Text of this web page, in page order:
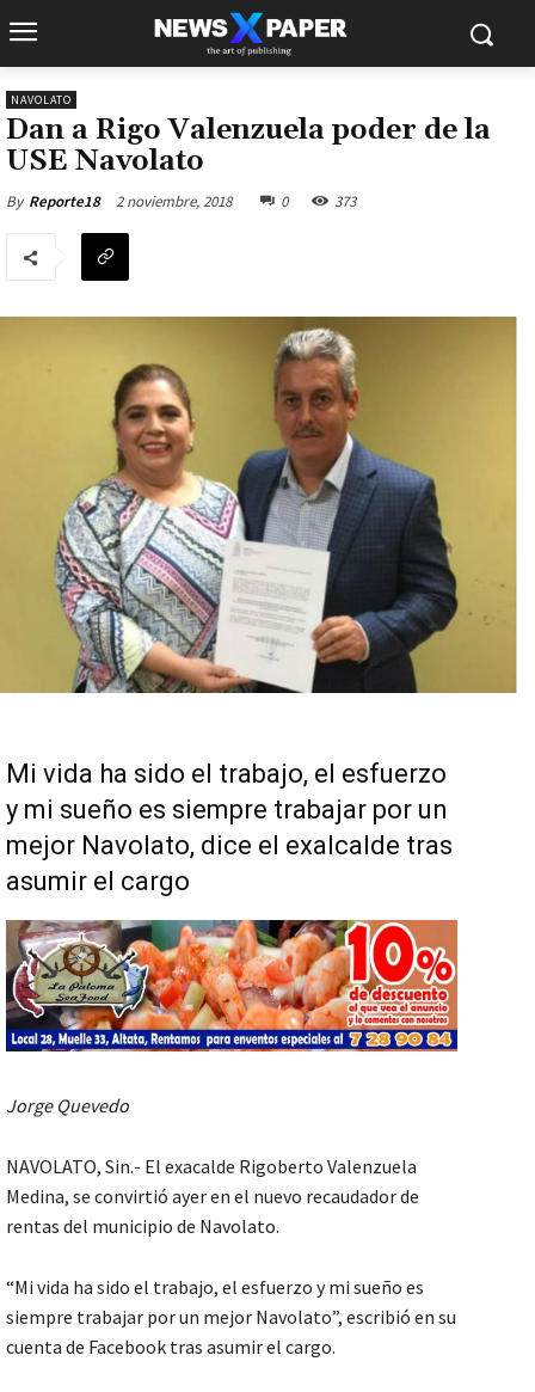
NAVOLATO
Dan a Rigo Valenzuela poder de la
USE Navolato
By Reporte18 2 noviembre, 2018 0 373
Mi vida ha sido el trabajo, el esfuerzo
y mi sueño es siempre trabajar por un
mejor Navolato, dice el exalcalde tras
asumir el cargo
Jorge Quevedo
NAVOLATO, Sin.- El exacalde Rigoberto Valenzuela
Medina, se convirtió ayer en el nuevo recaudador de
rentas del municipio de Navolato.
“Mi vida ha sido el trabajo, el esfuerzo y mi sueño es
siempre trabajar por un mejor Navolato”, escribió en su
cuenta de Facebook tras asumir el cargo.